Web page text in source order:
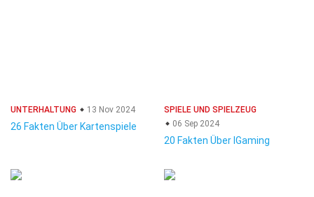
UNTERHALTUNG 13 Nov 2024
26 Fakten Über Kartenspiele
SPIELE UND SPIELZEUG
06 Sep 2024
20 Fakten Über IGaming